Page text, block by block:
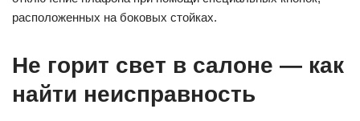
расположенных на боковых стойках.
Не горит свет в салоне — как
найти неисправность